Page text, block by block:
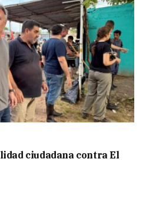
ciudadana contra El